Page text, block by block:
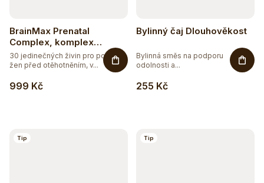
BrainMax Prenatal
Complex, komplex
vitamínů pro těhotné ženy
999 Kč
30 jedinečných živin pro potřeby
žen před otěhotněním, v...
Bylinný čaj Dlouhověkost
255 Kč
Bylinná směs na podporu
odolnosti a...
Těžko po jídle?
Tip Tip